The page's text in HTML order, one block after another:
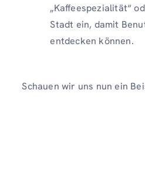
„Kaffeespezialität“
Stadt ein, damit
entdecken können.
Schauen wir uns nun ein